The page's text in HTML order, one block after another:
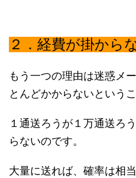
２．経費が掛から
もう一つの理由は迷惑メ
とんどかからないというこ
１通送ろうが１万通送ろ
らないのです。
大量に送れば、確率は相